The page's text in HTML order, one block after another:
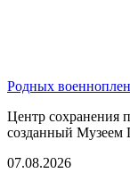
Родных
Центр сохранения
созданный Музеем
07.08.2026